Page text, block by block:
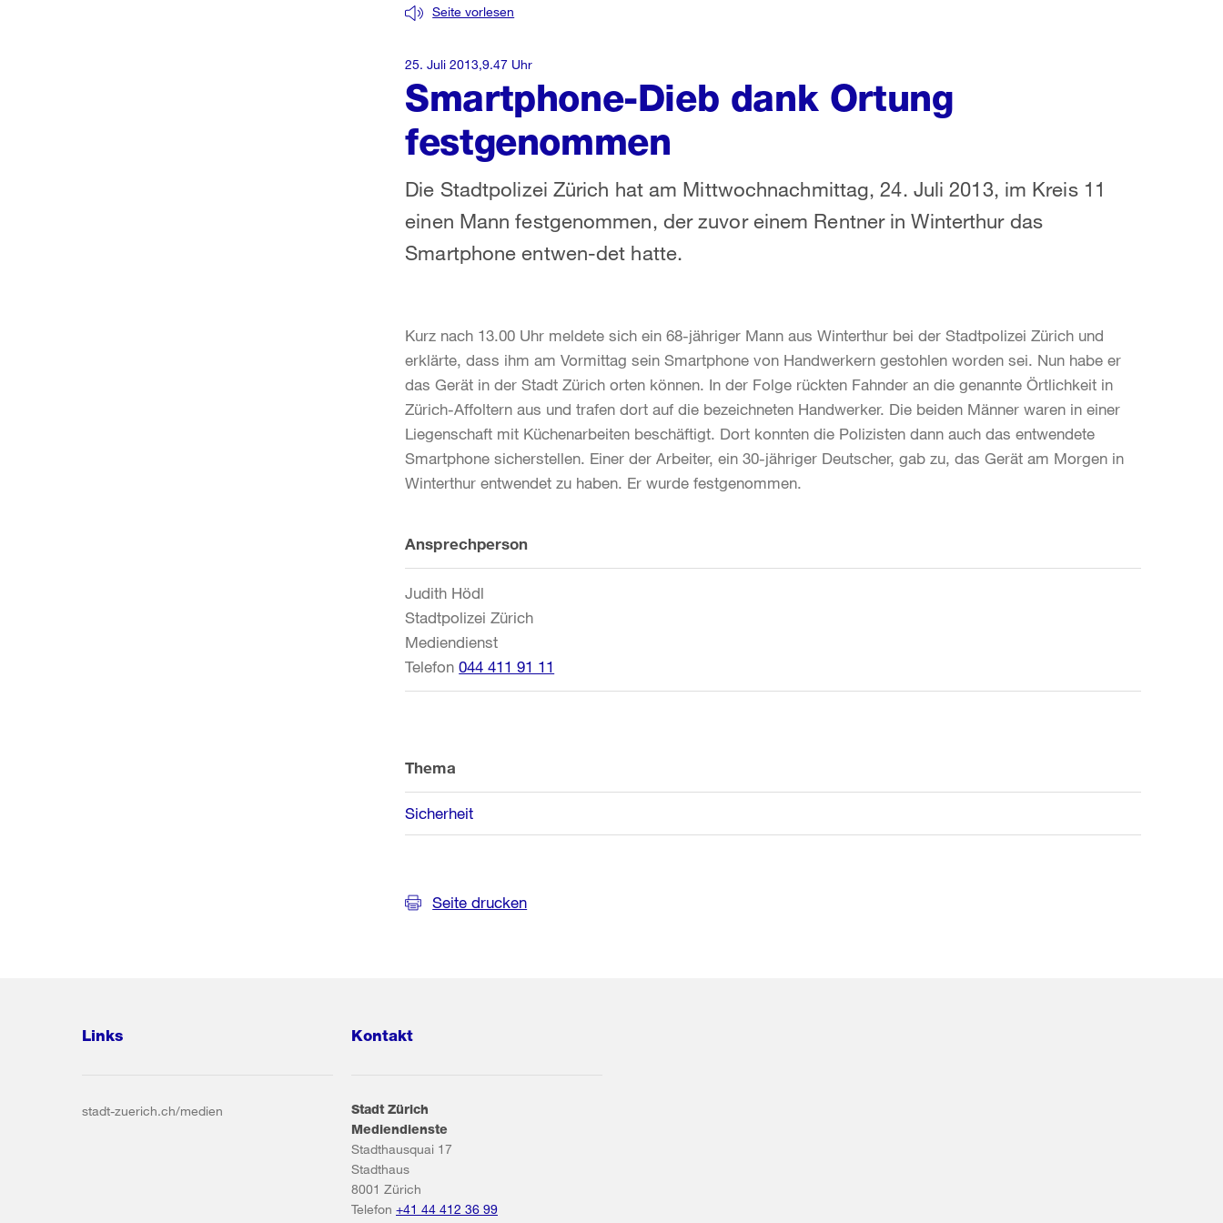
Smartphone-Dieb dank Ortung
festgenommen
Seite vorlesen
Die Stadtpolizei Zürich hat am Mittwochnachmittag, 24. Juli 2013, im Kreis 11
einen Mann festgenommen, der zuvor einem Rentner in Winterthur das
Smartphone entwen-det hatte.
25. Juli 2013,9.47 Uhr
Kurz nach 13.00 Uhr meldete sich ein 68-jähriger Mann aus Winterthur bei der Stadtpolizei Zürich und
erklärte, dass ihm am Vormittag sein Smartphone von Handwerkern gestohlen worden sei. Nun habe er
das Gerät in der Stadt Zürich orten können. In der Folge rückten Fahnder an die genannte Örtlichkeit in
Zürich-Affoltern aus und trafen dort auf die bezeichneten Handwerker. Die beiden Männer waren in einer
Liegenschaft mit Küchenarbeiten beschäftigt. Dort konnten die Polizisten dann auch das entwendete
Smartphone sicherstellen. Einer der Arbeiter, ein 30-jähriger Deutscher, gab zu, das Gerät am Morgen in
Winterthur entwendet zu haben. Er wurde festgenommen.
Weitere
Informationen
Ansprechperson
Judith Hödl
Stadtpolizei Zürich
Mediendienst
Telefon 044 411 91 11
Thema
Sicherheit
Seite drucken
Links
stadt-zuerich.ch/medien
Kontakt
Stadt Zürich
Mediendienste
Stadthausquai 17
Stadthaus
8001 Zürich
Telefon +41 44 412 36 99